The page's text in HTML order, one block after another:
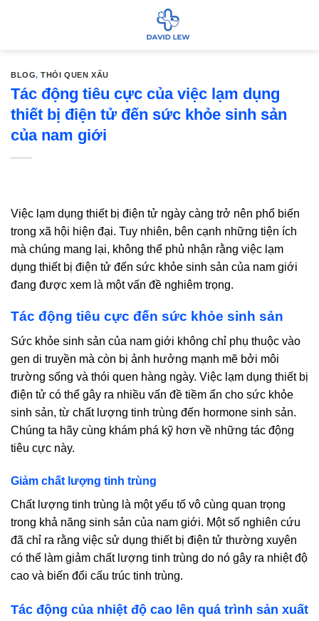
BLOG,THÓI QUEN XẤU
Tác động tiêu cực của việc lạm dụng
thiết bị điện tử đến sức khỏe sinh sản
của nam giới
Việc lạm dụng thiết bị điện tử ngày càng trở nên phổ biến
trong xã hội hiện đại. Tuy nhiên, bên cạnh những tiện ích
mà chúng mang lại, không thể phủ nhận rằng việc lạm
dụng thiết bị điện tử đến sức khỏe sinh sản của nam giới
đang được xem là một vấn đề nghiêm trọng.
Tác động tiêu cực đến sức khỏe sinh sản
Sức khỏe sinh sản của nam giới không chỉ phụ thuộc vào
gen di truyền mà còn bị ảnh hưởng mạnh mẽ bởi môi
trường sống và thói quen hàng ngày. Việc lạm dụng thiết bị
điện tử có thể gây ra nhiều vấn đề tiềm ẩn cho sức khỏe
sinh sản, từ chất lượng tinh trùng đến hormone sinh sản.
Chúng ta hãy cùng khám phá kỹ hơn về những tác động
tiêu cực này.
Giảm chất lượng tinh trùng
Chất lượng tinh trùng là một yếu tố vô cùng quan trọng
trong khả năng sinh sản của nam giới. Một số nghiên cứu
đã chỉ ra rằng việc sử dụng thiết bị điện tử thường xuyên
có thể làm giảm chất lượng tinh trùng do nó gây ra nhiệt độ
cao và biến đổi cấu trúc tinh trùng.
Tác động của nhiệt độ cao lên quá trình sản xuất